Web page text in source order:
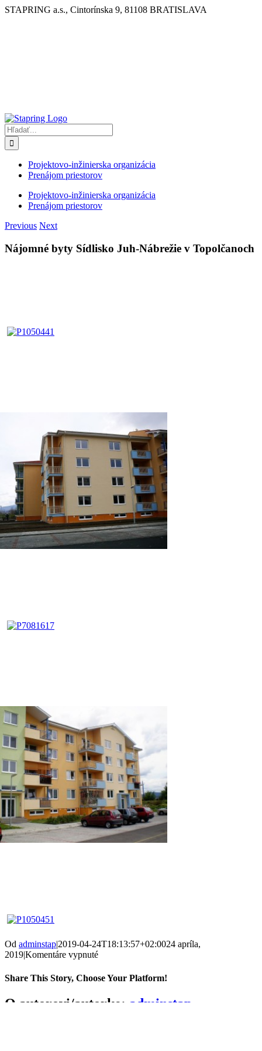
Skip
STAPRING a.s., Cintorínska 9, 81108 BRATISLAVA
Hľadať:
Projektovo-inžinierska organizácia
Prenájom priestorov
Projektovo-inžinierska organizácia
Prenájom priestorov
Previous Next
Nájomné byty Sídlisko Juh-Nábrežie v Topolčanoch
Od adminstap|2019-04-24T18:13:57+02:0024 apríla,
2019|Komentáre vypnuténa
byty
Juh-
Share This Story, Choose Your Platform!
Facebook
Twitter
Reddit
LinkedIn
Tumblr
Pinterest
Vk
Email
O autorovi/autorke: adminstap